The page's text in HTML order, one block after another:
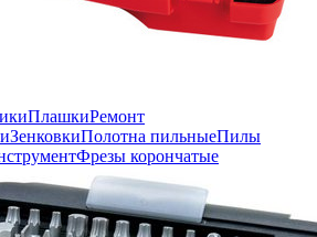
ПлашкиРемонт
ЗенковкиПолотна пильныеПилы
Фрезы корончатые